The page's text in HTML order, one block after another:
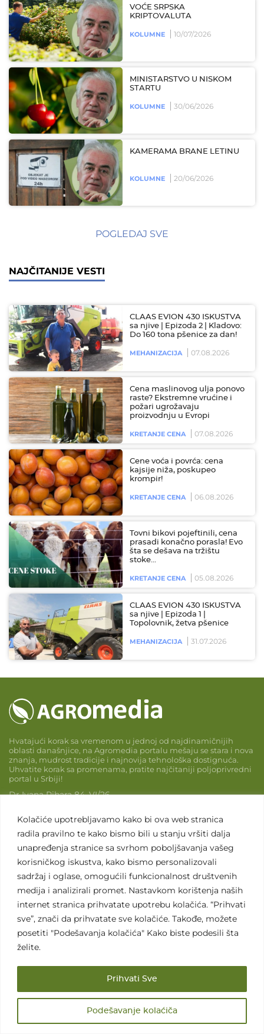
Kolačiće upotrebljavamo kako bi ova web stranica
radila pravilno te kako bismo bili u stanju vršiti dalja
unapređenja stranice sa svrhom poboljšavanja vašeg
korisničkog iskustva, kako bismo personalizovali
sadržaj i oglase, omogućili funkcionalnost društvenih
medija i analizirali promet. Nastavkom korištenja naših
internet stranica prihvatate upotrebu kolačića. “Prihvati
sve”, znači da prihvatate sve kolačiće. Takođe, možete
posetiti "Podešavanja kolačića" Kako biste podesili šta
želite.
Podešavanje kolaćiča
Prihvati Sve
VOĆE SRPSKA
KRIPTOVALUTA
KOLUMNE 10/07/2026
MINISTARSTVO U NISKOM
STARTU
KOLUMNE 30/06/2026
KAMERAMA BRANE LETINU
KOLUMNE 20/06/2026
POGLEDAJ SVE
NAJČITANIJE VESTI
CLAAS EVION 430 ISKUSTVA
sa njive | Epizoda 2 | Kladovo:
Do 160 tona pšenice za dan!
MEHANIZACIJA 07.08.2026
Cena maslinovog ulja ponovo
raste? Ekstremne vrućine i
požari ugrožavaju
proizvodnju u Evropi
KRETANJE CENA 07.08.2026
Cene voća i povrća: cena
kajsije niža, poskupeo
krompir!
KRETANJE CENA 06.08.2026
Tovni bikovi pojeftinili, cena
prasadi konačno porasla! Evo
šta se dešava na tržištu
stoke…
KRETANJE CENA 05.08.2026
CLAAS EVION 430 ISKUSTVA
sa njive | Epizoda 1 |
Topolovnik, žetva pšenice
MEHANIZACIJA 31.07.2026
Hvatajući korak sa vremenom u jednoj od najdinamičnijih
oblasti današnjice, na Agromedia portalu mešaju se stara i nova
znanja, mudrost tradicije i najnovija tehnološka dostignuća.
Uhvatite korak sa promenama, pratite najčitaniji poljoprivredni
portal u Srbiji!
Dr Ivana Ribara 84, VI/26
Telefon:
+381 64 1627 353
Email:info@agromedia.rs
www.agromedia.rs
Agromedia
O nama
Svet poljoprivrede
Marketing usluge
Kontakt